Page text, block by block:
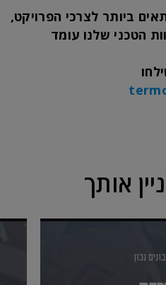
ביותר לצרכי הפרויקט,
הטכני שלנו עומד
או שילחו
אותך